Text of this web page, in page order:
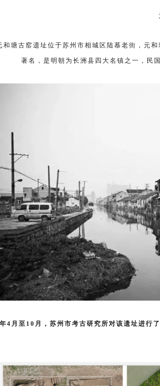
和塘古窑遗址位于苏州市相城区陆慕老街， 元和
著名，是 明朝为长洲县四大名镇之一，民
4月至10月，苏州市考古研究所对该遗址进行